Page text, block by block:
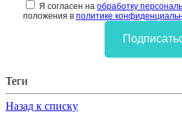
Я согласен на обработку
положения в политике
Теги
Назад к списку